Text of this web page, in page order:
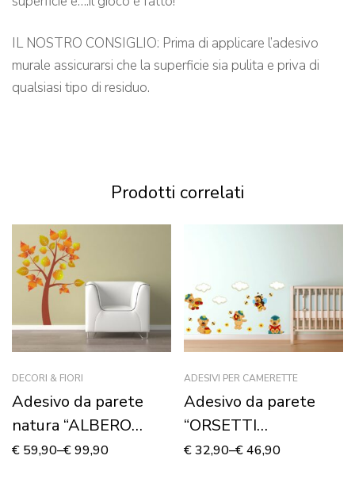
IL NOSTRO CONSIGLIO: Prima di applicare l’adesivo
murale assicurarsi che la superficie sia pulita e priva di
qualsiasi tipo di residuo.
Prodotti correlati
DECORI & FIORI
Adesivo da parete
natura “ALBERO
D’AUTUNNO”
€ 59,90–€99,90
ADESIVI PER CAMERETTE
Adesivo da parete
“ORSETTI
DIVERTENTI” –
€32,90–€46,90